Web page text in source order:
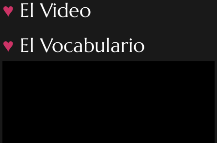
♥ El Video​​
♥ El Vocabulario